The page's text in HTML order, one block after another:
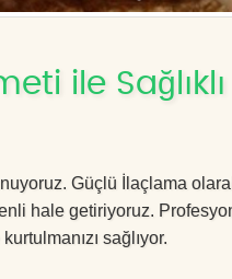
ile
Güçlü İlaçlama
hale getiriyoruz.
sağlıyor.